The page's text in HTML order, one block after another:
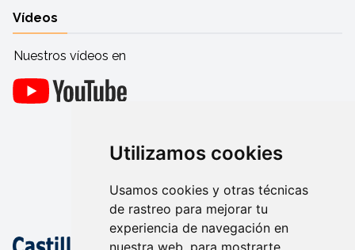
Utilizamos cookies
Usamos cookies y otras técnicas
de rastreo para mejorar tu
experiencia de navegación en
nuestra web, para mostrarte
Vídeos
Nuestros vídeos en